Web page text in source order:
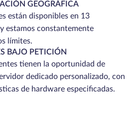
GEOGRÁFICA
están disponibles en 13
estamos constantemente
límites.
BAJO PETICIÓN
tienen la oportunidad de
dedicado personalizado, con
de hardware especificadas.